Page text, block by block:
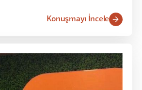
Konuşmayı İncele